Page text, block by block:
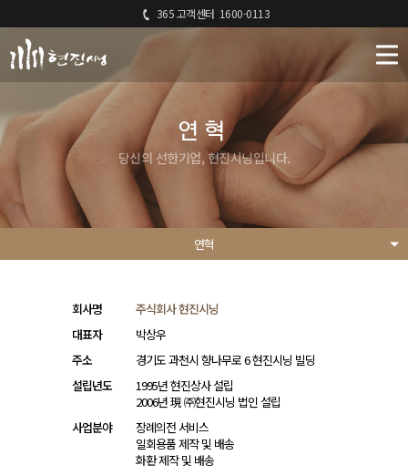
365 고객센터 1600-0113
연혁
당신의 선한기업, 현진시닝입니다.
연혁
회사명
주식회사 현진시닝
대표자
박상우
주소
경기도 과천시 향나무로 6 현진시닝 빌딩
설립년도
1995년 현진상사 설립
2006년 現 ㈜현진시닝 법인 설립
사업분야
장례의전 서비스
일회용품 제작 및 배송
화환 제작 및 배송